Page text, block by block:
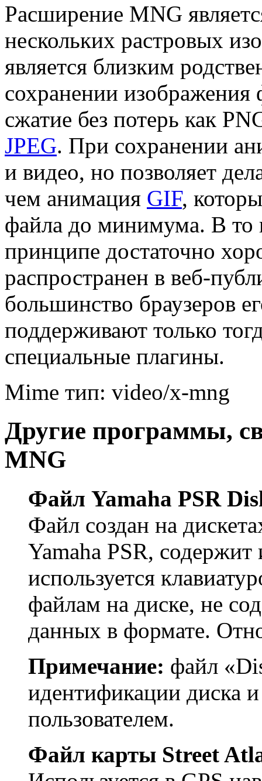
Расширение MNG
нескольких растровых
является близким
сохранении изображения
сжатие без потерь как
JPEG. При сохранении
и видео, но позволяет
чем анимация GIF,
файла до минимума. В то
принципе достаточно
распространен в веб-
большинство браузеров
поддерживают только
специальные плагины.
Mime тип: video/x-mng
Другие программы,
MNG
Файл Yamaha PSR
Файл создан на
Yamaha PSR,
используется
файлам на диске, не
данных в формате.
Примечание: файл
идентификации диска
пользователем.
Файл карты Street